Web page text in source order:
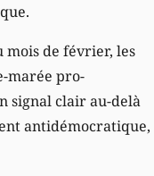
mois de février, les
marée pro-
signal clair au-delà
antidémocratique,